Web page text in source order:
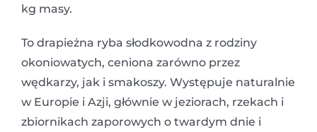
kg masy.
To drapieżna ryba słodkowodna z rodziny
okoniowatych, ceniona zarówno przez
wędkarzy, jak i smakoszy. Występuje naturalnie
w Europie i Azji, głównie w jeziorach, rzekach i
zbiornikach zaporowych o twardym dnie i